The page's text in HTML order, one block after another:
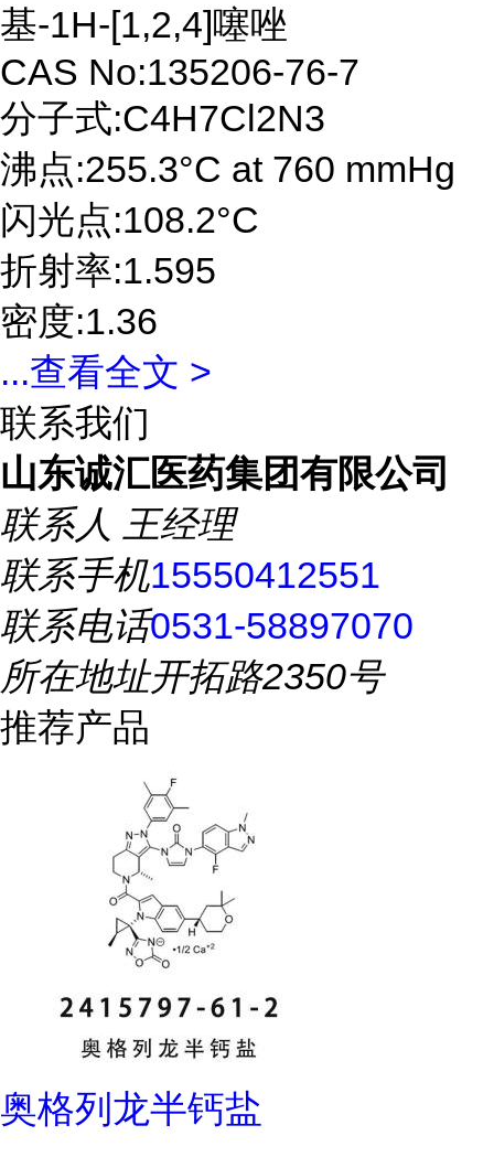
基-1H-[1,2,4]噻唑
CAS No:135206-76-7
分子式:C4H7Cl2N3
沸点:255.3°C at 760 mmHg
闪光点:108.2°C
折射率:1.595
密度:1.36
...查看全文 >
联系我们
山东诚汇医药集团有限公司
联系人 王经理
联系手机15550412551
联系电话0531-58897070
所在地址开拓路2350号
推荐产品
奥格列龙半钙盐